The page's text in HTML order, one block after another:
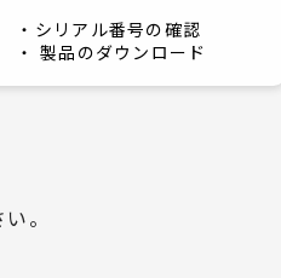
・シリアル番号の確認
・ 製品のダウンロード
。